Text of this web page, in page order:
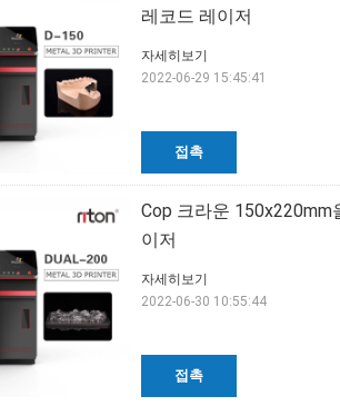
레코드 레이저
접촉
자세히보기
2022-06-29 15:45:41
Cop 크라운 150x220mm
이저
접촉
자세히보기
2022-06-30 10:55:44